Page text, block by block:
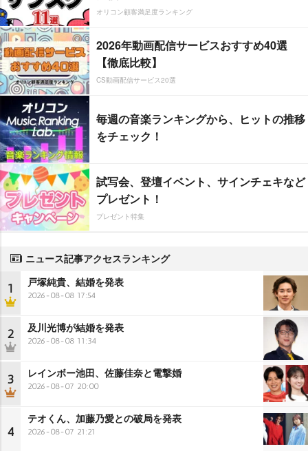
オリコン顧客満足度ランキング
2026年動画配信サービスおすすめ40選
【徹底比較】
CS動画配信サービス20選
毎週の音楽ランキングから、ヒットの推移
をチェック！
試写会、登壇イベント、サインチェキなど
プレゼント！
プレゼント特集
ニュース記事アクセスランキング
1 戸塚純貴、結婚を発表
2026-08-08 17:54
2 及川光博が結婚を発表
2026-08-08 11:34
3 レインボー池田、佐藤佳奈と電撃婚
2026-08-07 20:00
4
テオくん、加藤乃愛との破局を発表
2026-08-07 21:21